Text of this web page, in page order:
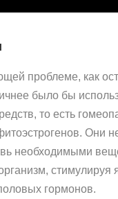
проблеме, как
было бы
то есть
Они
необходимыми
стимулируя
гормонов.